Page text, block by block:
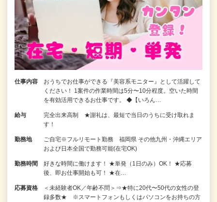
仕事内容
おうちでお仕事ができる『美容系モニター』として活躍して
ください！ 1案件の作業時間は5分〜10分程度。空いた時間
を有効活用できるお仕事です。 ◆【いろん…
給与
完全出来高制 ★謝礼は、最短で当日のうちに受け取れま
す！
勤務地
ご自宅※フルリモート勤務 福岡県 その他九州・沖縄エリア
および日本全国で勤務可能(在宅OK)
勤務時間
好きな時間に働けます！ ★単発（1日のみ）OK！ ★応募
後、即お仕事開始も可！ ★在…
応募資格
＜未経験者OK／年齢不問＞⇒★特に20代〜50代の女性の登
録多数★ ※スマートフォンもしくはパソコンをお持ちの方